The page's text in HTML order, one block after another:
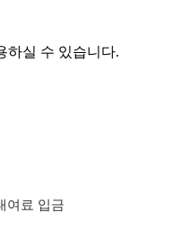
하실 수 있습니다.
여료 입금